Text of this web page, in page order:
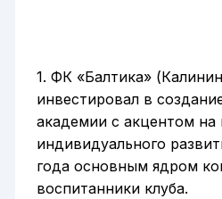
1. ФК «Балтика»
инвестировал в
академии с акцентом на
индивидуального
года основным ядром
воспитанники клуба.